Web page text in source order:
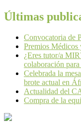
Últimas
Convocatoria de
Premios
¿Eres tutor/a
colaboración
Celebrada la
brote actual en
Actualidad del
Compra de la